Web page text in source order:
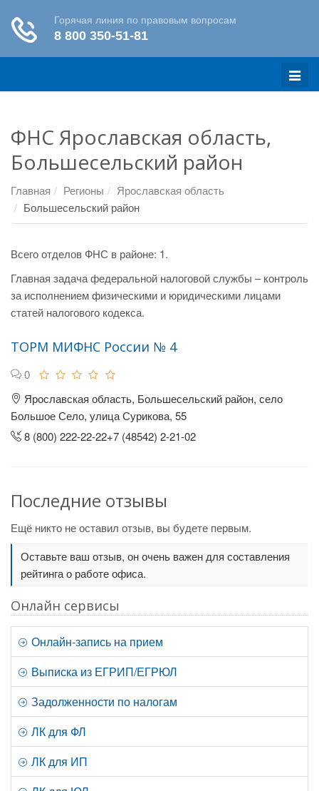
Меню
ФНС Ярославская область,
Большесельский район
Главная Регионы
Ярославская область
Большесельский район
Всего отделов ФНС в районе: 1.
Главная задача федеральной налоговой службы – контроль
за исполнением физическими и юридическими лицами
статей налогового кодекса.
ТОРМ МИФНС России № 4
0
Ярославская область, Большесельский район, село
Большое Село, улица Сурикова, 55
8 (800) 222-22-22+7 (48542) 2-21-02
Последние отзывы
Ещё никто не оставил отзыв, вы будете первым.
Оставьте ваш отзыв, он очень важен для составления
рейтинга о работе офиса.
Онлайн сервисы
Онлайн-запись на прием
Выписка из ЕГРИП/ЕГРЮЛ
Задолженности по налогам
ЛК для ФЛ
ЛК для ИП